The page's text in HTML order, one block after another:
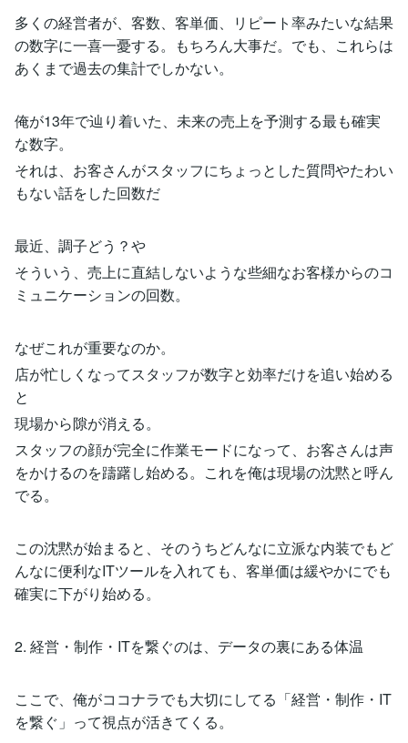
多くの経営者が、客数、客単価、リピート率みたいな結果
の数字に一喜一憂する。もちろん大事だ。でも、これらは
あくまで過去の集計でしかない。
俺が13年で辿り着いた、未来の売上を予測する最も確実
な数字。
それは、お客さんがスタッフにちょっとした質問やたわい
もない話をした回数だ
最近、調子どう？や
そういう、売上に直結しないような些細なお客様からのコ
ミュニケーションの回数。
なぜこれが重要なのか。
店が忙しくなってスタッフが数字と効率だけを追い始める
と
現場から隙が消える。
スタッフの顔が完全に作業モードになって、お客さんは声
をかけるのを躊躇し始める。これを俺は現場の沈黙と呼ん
でる。
この沈黙が始まると、そのうちどんなに立派な内装でもど
んなに便利なITツールを入れても、客単価は緩やかにでも
確実に下がり始める。
2. 経営・制作・ITを繋ぐのは、データの裏にある体温
ここで、俺がココナラでも大切にしてる「経営・制作・IT
を繋ぐ」って視点が活きてくる。